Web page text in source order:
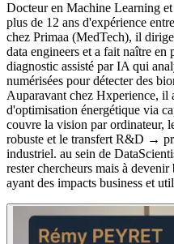
Docteur en Machine Learning
plus de 12 ans d'expérience
chez Primaa (MedTech), il
data engineers et a fait naître
diagnostic assisté par IA qui
numérisées pour détecter des
Auparavant chez Hxperience, il
d'optimisation énergétique via
couvre la vision par ordinateur,
robuste et le transfert R&D →
industriel. au sein de
rester chercheurs mais à
ayant des impacts business et